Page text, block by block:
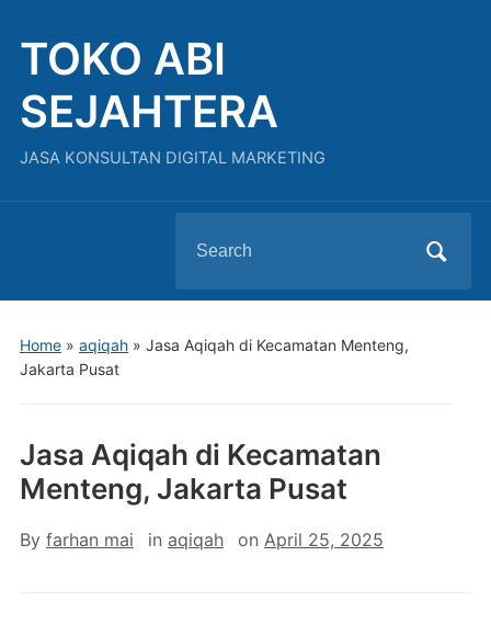
TOKO ABI
SEJAHTERA
JASA KONSULTAN DIGITAL MARKETING
for:
Home» aqiqah» Jasa Aqiqah di Kecamatan Menteng,
Jakarta Pusat
Jasa Aqiqah di Kecamatan
Menteng, Jakarta Pusat
By farhan mai in aqiqah on April 25, 2025